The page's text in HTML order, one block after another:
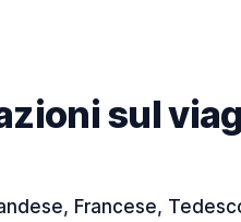
sul
Francese,